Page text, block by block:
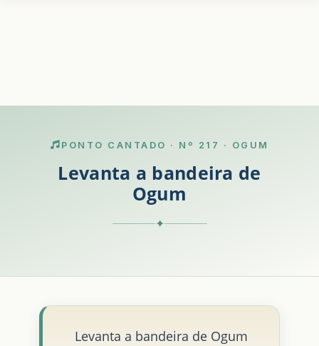
PONTO CANTADO · Nº 217 · OGUM
Levanta a bandeira de
Ogum
✦
Levanta a bandeira de Ogum